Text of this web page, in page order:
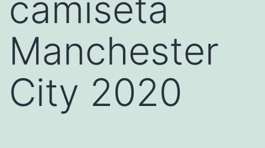
Manchester
City 2020